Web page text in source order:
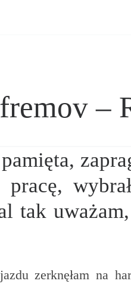
–
pracę,
tak
zerknęłam na